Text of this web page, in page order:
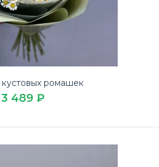
кустовых ромашек
3 489 ₽